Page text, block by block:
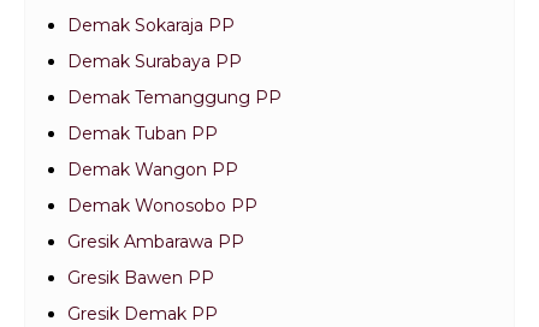
Demak Sokaraja PP
Demak Surabaya PP
Demak Temanggung PP
Demak Tuban PP
Demak Wangon PP
Demak Wonosobo PP
Gresik Ambarawa PP
Gresik Bawen PP
Gresik Demak PP